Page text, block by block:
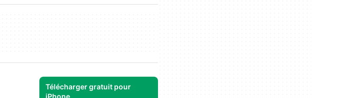
Télécharger gratuit pour
iPhone